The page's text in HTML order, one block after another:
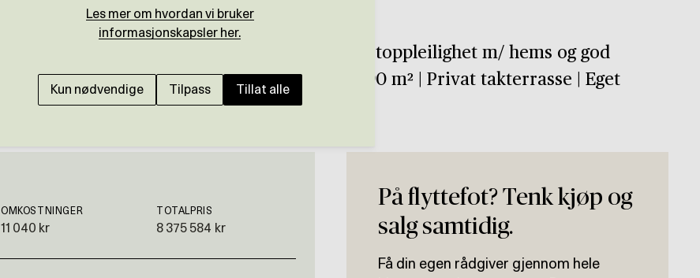
RODELØKKA / GRÜNERLØKKA
Sjelden mulighet! Lekker toppleilighet m/ hems og god
takhøyde | Gulvareal på 90 m² | Privat takterrasse | Eget
vaskerom
OMKOSTNINGER
11 040 kr
TOTALPRIS
8 375 584 kr
På flyttefot? Tenk kjøp og
salg samtidig.
Få din egen rådgiver gjennom hele
Les mer om hvordan vi bruker
informasjonskapsler her.
Kun nødvendige Tilpass Tillat alle